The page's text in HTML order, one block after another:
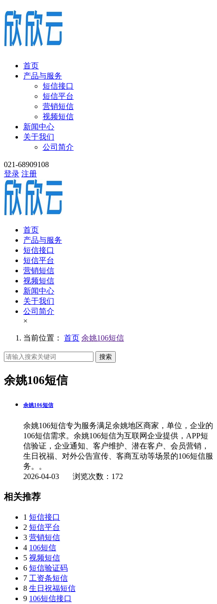
首页
产品与服务
短信接口
短信平台
营销短信
视频短信
新闻中心
关于我们
公司简介
021-68909108
登录 注册
首页
产品与服务
短信接口
短信平台
营销短信
视频短信
新闻中心
关于我们
公司简介
×
当前位置： 首页 余姚106短信
搜索
余姚106短信
余姚106短信
余姚106短信专为服务满足余姚地区商家，单位，企业的
106短信需求。余姚106短信为互联网企业提供，APP短
信验证，企业通知、客户维护、潜在客户、会员营销，
生日祝福、对外公告宣传、客商互动等场景的106短信服
务。。
2026-04-03 浏览次数：172
相关推荐
1 短信接口
2 短信平台
3 营销短信
4 106短信
5 视频短信
6 短信验证码
7 工资条短信
8 生日祝福短信
9 106短信接口